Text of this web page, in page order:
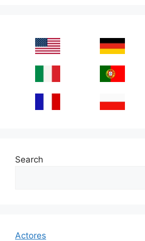
Search
Actores